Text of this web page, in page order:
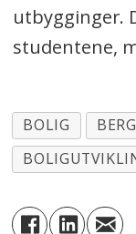
utbygginger.
studentene,
BOLIG